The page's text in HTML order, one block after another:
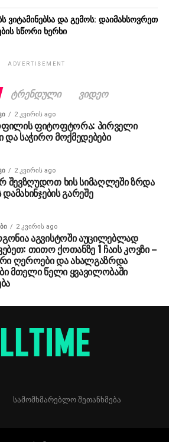
ვიტამინებსა და გემოს: დაიმახსოვრეთ
სწორი ხერხი
ADVERTISEMENT
ᲢᲠᲔᲜᲓᲣᲚᲘ ᲕᲘᲓᲔᲝ
2 კვირის ago
ფიტოფტორა: პირველი
და საჭირო მოქმედებები
2 კვირის ago
შევზღუდოთ ხის სიმაღლეში ზრდა
დამახინჯების გარეშე
2 კვირის ago
აგვისტოში აუცილებლად
თითო ქოთანზე 1 ჩაის კოვზი –
ღეროები და ახალგაზრდა
მთელი წელი ყვავილობაში
ᲡᲐᲛᲝᲛᲮᲛᲐᲠᲔᲑᲚᲝ ᲨᲔᲗᲐᲜᲮᲛᲔᲑᲐ